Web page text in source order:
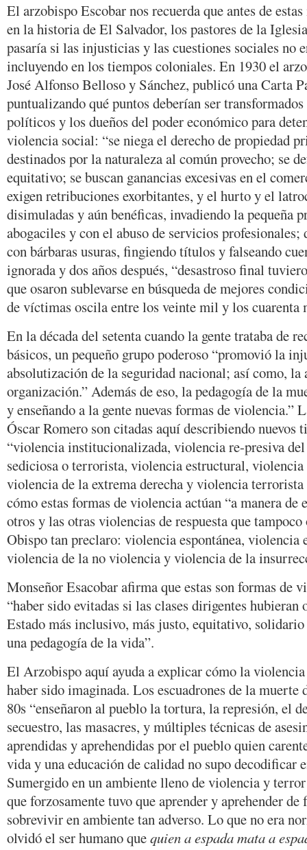
El arzobispo Escobar nos recuerda que antes de
en la historia de El Salvador, los pastores de la
pasaría si las injusticias y las cuestiones sociales no
incluyendo en los tiempos coloniales. En 1930 el
José Alfonso Belloso y Sánchez, publicó una Carta
puntualizando qué puntos deberían ser
políticos y los dueños del poder económico para
violencia social: “se niega el derecho de propiedad
destinados por la naturaleza al común provecho; se
equitativo; se buscan ganancias excesivas en el
exigen retribuciones exorbitantes, y el hurto y el
disimuladas y aún benéficas, invadiendo la pequeña
abogaciles y con el abuso de servicios profesionales;
con bárbaras usuras, fingiendo títulos y falseando
ignorada y dos años después, “desastroso final
que osaron sublevarse en búsqueda de mejores
de víctimas oscila entre los veinte mil y los cuarenta
En la década del setenta cuando la gente trataba de
básicos, un pequeño grupo poderoso “promovió la
absolutización de la seguridad nacional; así como,
organización.” Además de eso, la pedagogía de la
y enseñando a la gente nuevas formas de violencia.”
Óscar Romero son citadas aquí describiendo nuevos
“violencia institucionalizada, violencia re-presiva
sediciosa o terrorista, violencia estructural,
violencia de la extrema derecha y violencia
cómo estas formas de violencia actúan “a manera de
otros y las otras violencias de respuesta que
Obispo tan preclaro: violencia espontánea, violencia
violencia de la no violencia y violencia de la
Monseñor Esacobar afirma que estas son formas de
“haber sido evitadas si las clases dirigentes hubieran
Estado más inclusivo, más justo, equitativo,
una pedagogía de la vida”.
El Arzobispo aquí ayuda a explicar cómo la
haber sido imaginada. Los escuadrones de la muerte
80s “enseñaron al pueblo la tortura, la represión, el
secuestro, las masacres, y múltiples técnicas de
aprendidas y aprehendidas por el pueblo quien
vida y una educación de calidad no supo decodificar
Sumergido en un ambiente lleno de violencia y
que forzosamente tuvo que aprender y aprehender
sobrevivir en ambiente tan adverso. Lo que no era
olvidó el ser humano quequien a espada mata a